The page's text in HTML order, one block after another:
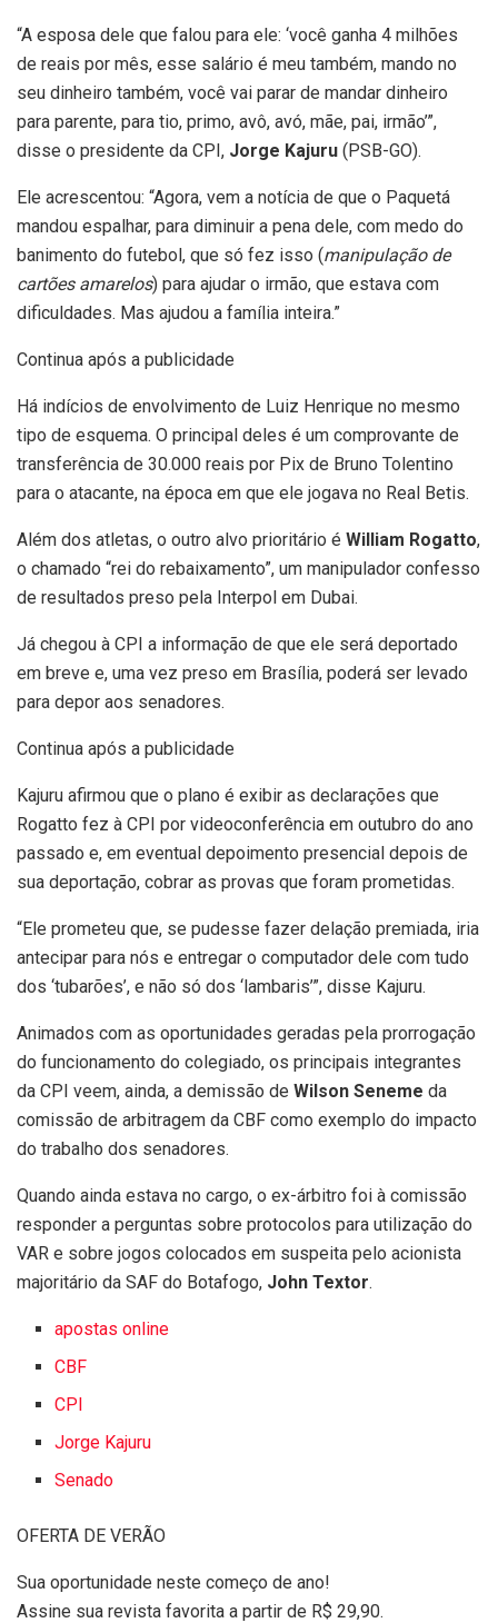
“A esposa dele que falou para ele: ‘você ganha 4 milhões
de reais por mês, esse salário é meu também, mando no
seu dinheiro também, você vai parar de mandar dinheiro
para parente, para tio, primo, avô, avó, mãe, pai, irmão’”,
disse o presidente da CPI, Jorge Kajuru (PSB-GO).
Ele acrescentou: “Agora, vem a notícia de que o Paquetá
mandou espalhar, para diminuir a pena dele, com medo do
banimento do futebol, que só fez isso (manipulação de
cartões amarelos) para ajudar o irmão, que estava com
dificuldades. Mas ajudou a família inteira.”
Continua após a publicidade
Há indícios de envolvimento de Luiz Henrique no mesmo
tipo de esquema. O principal deles é um comprovante de
transferência de 30.000 reais por Pix de Bruno Tolentino
para o atacante, na época em que ele jogava no Real Betis.
Além dos atletas, o outro alvo prioritário é William Rogatto,
o chamado “rei do rebaixamento”, um manipulador confesso
de resultados preso pela Interpol em Dubai.
Já chegou à CPI a informação de que ele será deportado
em breve e, uma vez preso em Brasília, poderá ser levado
para depor aos senadores.
Continua após a publicidade
Kajuru afirmou que o plano é exibir as declarações que
Rogatto fez à CPI por videoconferência em outubro do ano
passado e, em eventual depoimento presencial depois de
sua deportação, cobrar as provas que foram prometidas.
“Ele prometeu que, se pudesse fazer delação premiada, iria
antecipar para nós e entregar o computador dele com tudo
dos ‘tubarões’, e não só dos ‘lambaris’”, disse Kajuru.
Animados com as oportunidades geradas pela prorrogação
do funcionamento do colegiado, os principais integrantes
da CPI veem, ainda, a demissão de Wilson Seneme da
comissão de arbitragem da CBF como exemplo do impacto
do trabalho dos senadores.
Quando ainda estava no cargo, o ex-árbitro foi à comissão
responder a perguntas sobre protocolos para utilização do
VAR e sobre jogos colocados em suspeita pelo acionista
majoritário da SAF do Botafogo, John Textor.
apostas online
CBF
CPI
Jorge Kajuru
Senado
OFERTA DE VERÃO
Sua oportunidade neste começo de ano!
Assine sua revista favorita a partir de R$ 29,90.